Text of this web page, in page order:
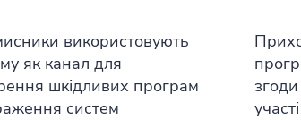
використовують
як канал для
шкідливих програм
систем
згоди